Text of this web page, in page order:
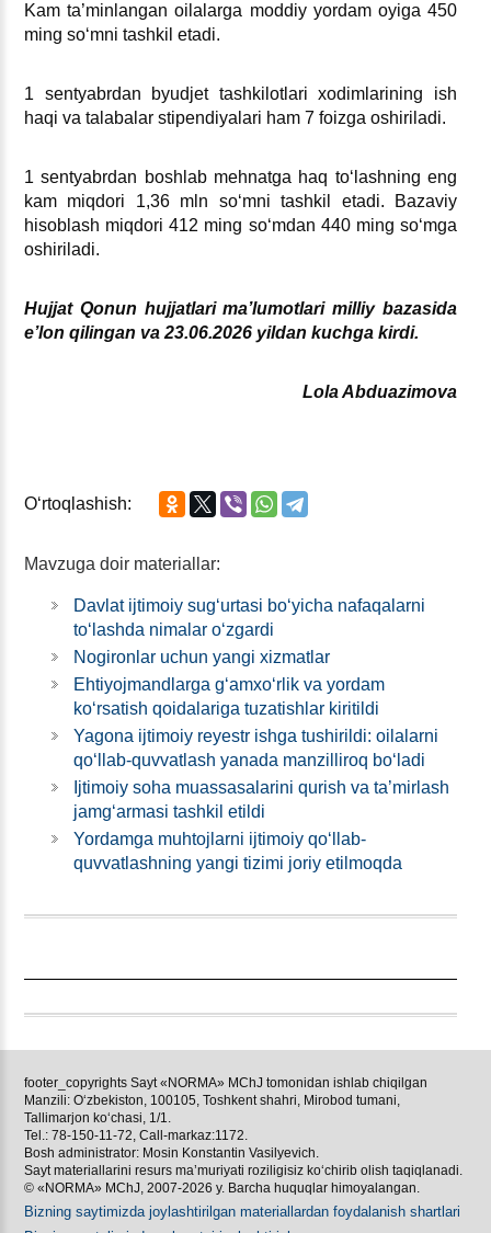
Kam ta’minlangan oilalarga moddiy yordam oyiga 450
ming soʻmni tashkil etadi.
1 sentyabrdan byudjet tashkilotlari хodimlarining ish
haqi va talabalar stipendiyalari ham 7 foizga oshiriladi.
1 sentyabrdan boshlab mehnatga haq toʻlashning eng
kam miqdori 1,36 mln soʻmni tashkil etadi. Bazaviy
hisoblash miqdori 412 ming soʻmdan 440 ming soʻmga
oshiriladi.
Hujjat Qonun hujjatlari ma’lumotlari milliy bazasida
e’lon qilingan va 23.06.2026 yildan kuchga kirdi.
Lola Abduazimova
Oʻrtoqlashish:
Mavzuga doir materiallar:
Davlat ijtimoiy sugʻurtasi boʻyicha nafaqalarni
toʻlashda nimalar oʻzgardi
Nogironlar uchun yangi хizmatlar
Ehtiyojmandlarga gʻamхoʻrlik va yordam
koʻrsatish qoidalariga tuzatishlar kiritildi
Yagona ijtimoiy reyestr ishga tushirildi: oilalarni
qoʻllab-quvvatlash yanada manzilliroq boʻladi
Ijtimoiy soha muassasalarini qurish va ta’mirlash
jamgʻarmasi tashkil etildi
Yordamga muhtojlarni ijtimoiy qoʻllab-
quvvatlashning yangi tizimi joriy etilmoqda
footer_copyrights Sayt «NORMA» MChJ tomonidan ishlab chiqilgan
Manzili: Oʻzbekiston, 100105, Toshkent shahri, Mirobod tumani,
Tallimarjon koʻchasi, 1/1.
Tel.: 78-150-11-72, Call-markaz:1172.
Bosh administrator: Mosin Konstantin Vasilyevich.
Sayt materiallarini resurs ma’muriyati roziligisiz koʻchirib olish taqiqlanadi.
© «NORMA» MChJ, 2007-2026 y. Barcha huquqlar himoyalangan.
Bizning saytimizda joylashtirilgan materiallardan foydalanish shartlari